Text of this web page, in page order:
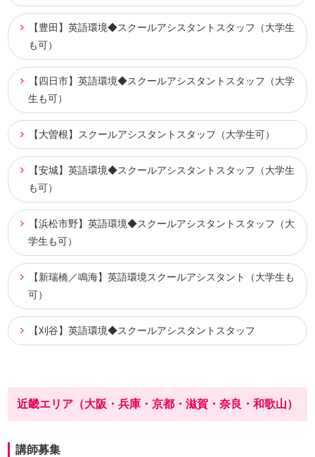
【豊田】英語環境◆スクールアシスタントスタッフ（大学生
も可）
【四日市】英語環境◆スクールアシスタントスタッフ（大学
生も可）
【大曽根】スクールアシスタントスタッフ（大学生可）
【安城】英語環境◆スクールアシスタントスタッフ（大学生
も可）
【浜松市野】英語環境◆スクールアシスタントスタッフ（大
学生も可）
【新瑞橋／鳴海】英語環境スクールアシスタント（大学生も
可）
【刈谷】英語環境◆スクールアシスタントスタッフ
近畿エリア（大阪・兵庫・京都・滋賀・奈良・和歌山）
講師募集